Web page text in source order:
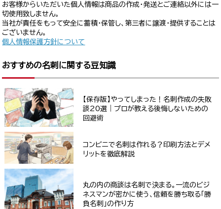
お客様からいただいた個人情報は商品の作成・発送とご連絡以外には一
切使用致しません。
当社が責任をもって安全に蓄積・保管し、第三者に譲渡・提供することは
ございません。
個人情報保護方針について
おすすめの名刺に関する豆知識
【保存版】やってしまった！名刺作成の失敗
談20選｜プロが教える後悔しないための
回避術
コンビニで名刺は作れる？印刷方法とデメ
リットを徹底解説
丸の内の商談は名刺で決まる。一流のビジ
ネスマンが密かに使う、信頼を勝ち取る「勝
負名刺」の作り方